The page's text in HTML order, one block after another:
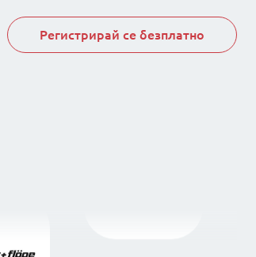
Регистрирай се безплатно